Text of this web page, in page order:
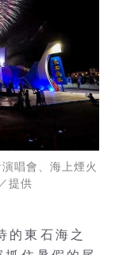
唱會、海上煙火
提供
的東石海之